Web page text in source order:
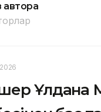
автора
Ұлдана